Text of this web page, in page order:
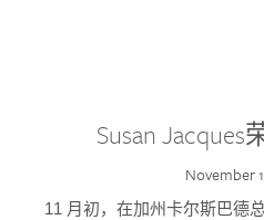
Susan
November
11 月初，在加州卡尔斯巴德